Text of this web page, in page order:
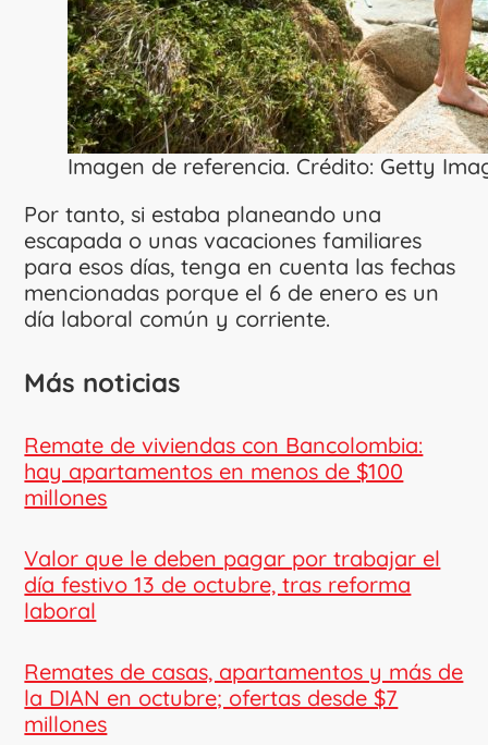
Imagen de referencia. Crédito: Getty
Por tanto, si estaba planeando una
escapada o unas vacaciones familiares
para esos días, tenga en cuenta las fechas
mencionadas porque el 6 de enero es un
día laboral común y corriente.
Más noticias
Remate de viviendas con Bancolombia:
hay apartamentos en menos de $100
millones
Valor que le deben pagar por trabajar el
día festivo 13 de octubre, tras reforma
laboral
Remates de casas, apartamentos y más de
la DIAN en octubre; ofertas desde $7
millones